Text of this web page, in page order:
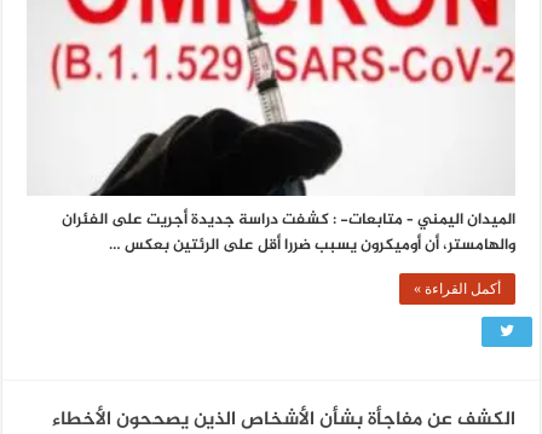
الميدان اليمني – متابعات- : كشفت دراسة جديدة أجريت على الفئران
والهامستر، أن أوميكرون يسبب ضررا أقل على الرئتين بعكس …
أكمل القراءة »
الكشف عن مفاجأة بشأن الأشخاص الذين يصححون الأخطاء